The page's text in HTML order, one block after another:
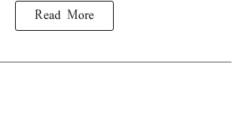
Read More